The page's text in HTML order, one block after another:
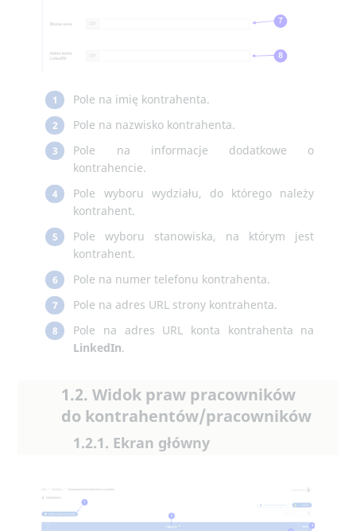
1 Pole na imię kontrahenta.
2 Pole na nazwisko kontrahenta.
3
Pole na informacje dodatkowe o
kontrahencie.
4
Pole wyboru wydziału, do którego należy
kontrahent.
5
Pole wyboru stanowiska, na którym jest
kontrahent.
6 Pole na numer telefonu kontrahenta.
7 Pole na adres URL strony kontrahenta.
8
Pole na adres URL konta kontrahenta na
LinkedIn.
1.2. Widok praw pracowników
do kontrahentów/pracowników
1.2.1. Ekran główny